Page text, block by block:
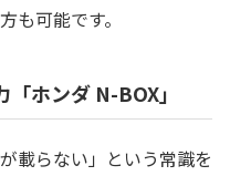
も可能です。
ホンダ N-BOX」
載らない」という常識を